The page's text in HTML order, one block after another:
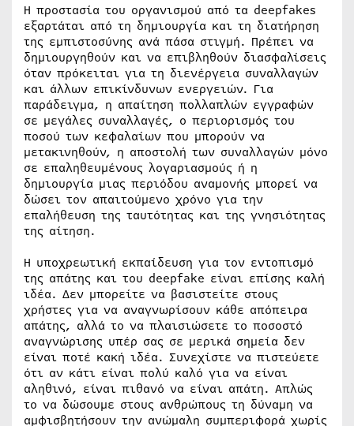
Η προστασία του οργανισμού από τα deepfakes
εξαρτάται από τη δημιουργία και τη διατήρηση
της εμπιστοσύνης ανά πάσα στιγμή. Πρέπει να
δημιουργηθούν και να επιβληθούν διασφαλίσεις
όταν πρόκειται για τη διενέργεια συναλλαγών
και άλλων επικίνδυνων ενεργειών. Για
παράδειγμα, η απαίτηση πολλαπλών εγγραφών
σε μεγάλες συναλλαγές, ο περιορισμός του
ποσού των κεφαλαίων που μπορούν να
μετακινηθούν, η αποστολή των συναλλαγών μόνο
σε επαληθευμένους λογαριασμούς ή η
δημιουργία μιας περιόδου αναμονής μπορεί να
δώσει τον απαιτούμενο χρόνο για την
επαλήθευση της ταυτότητας και της γνησιότητας
της αίτηση.
Η υποχρεωτική εκπαίδευση για τον εντοπισμό
της απάτης και του deepfake είναι επίσης καλή
ιδέα. Δεν μπορείτε να βασιστείτε στους
χρήστες για να αναγνωρίσουν κάθε απόπειρα
απάτης, αλλά το να πλαισιώσετε το ποσοστό
αναγνώρισης υπέρ σας σε μερικά σημεία δεν
είναι ποτέ κακή ιδέα. Συνεχίστε να πιστεύετε
ότι αν κάτι είναι πολύ καλό για να είναι
αληθινό, είναι πιθανό να είναι απάτη. Απλώς
το να δώσουμε στους ανθρώπους τη δύναμη να
αμφισβητήσουν την ανώμαλη συμπεριφορά χωρίς